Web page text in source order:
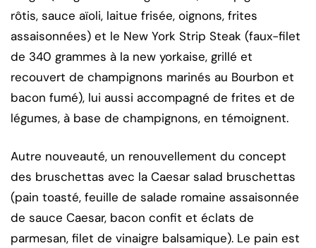
rôtis, sauce aïoli, laitue frisée, oignons, frites
assaisonnées) et le New York Strip Steak (faux-filet
de 340 grammes à la new yorkaise, grillé et
recouvert de champignons marinés au Bourbon et
bacon fumé), lui aussi accompagné de frites et de
légumes, à base de champignons, en témoignent.
Autre nouveauté, un renouvellement du concept
des bruschettas avec la Caesar salad bruschettas
(pain toasté, feuille de salade romaine assaisonnée
de sauce Caesar, bacon confit et éclats de
parmesan, filet de vinaigre balsamique). Le pain est